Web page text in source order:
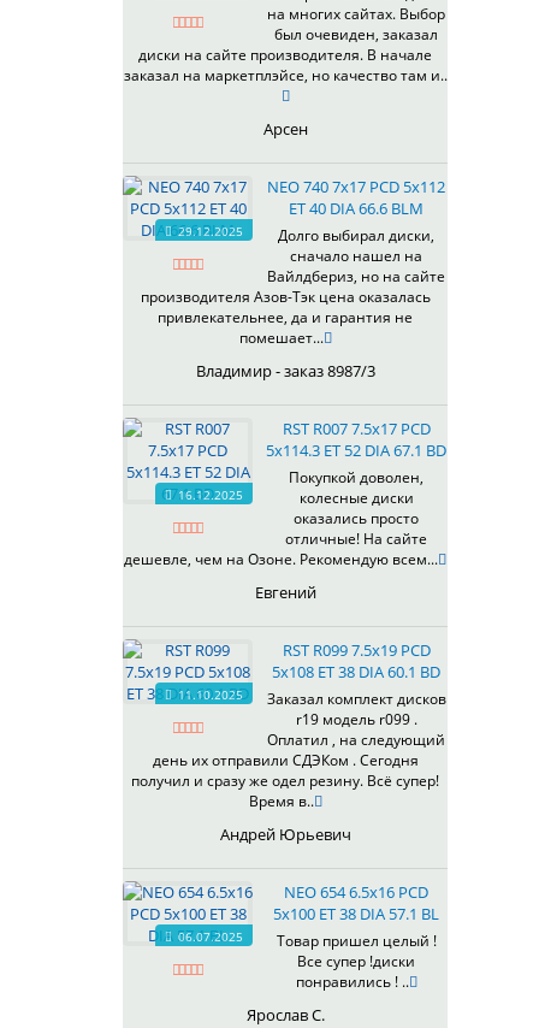
337
401
408
410
411
414
417
423
426
428
429
430
433
438
503
505
508
511
528
529
530
531
67,1
70,1
72,6
73,1
74,1
75.1
78.1
98
98,1
MG
MGM
OrD
SL
W
WB
WD
на многих сайтах. Выбор
был очевиден, заказал
диски на сайте производителя. В начале
заказал на маркетплэйсе, но качество там и..
Арсен
29.12.2025
NEO 740 7x17 PCD 5x112
ET 40 DIA 66.6 BLM
Долго выбирал диски,
сначало нашел на
Вайлдбериз, но на сайте
производителя Азов-Тэк цена оказалась
привлекательнее, да и гарантия не
помешает...
Владимир - заказ 8987/3
16.12.2025
RST R007 7.5x17 PCD
5x114.3 ET 52 DIA 67.1 BD
Покупкой доволен,
колесные диски
оказались просто
отличные! На сайте
дешевле, чем на Озоне. Рекомендую всем...
Евгений
11.10.2025
RST R099 7.5x19 PCD
5x108 ET 38 DIA 60.1 BD
Заказал комплект дисков
r19 модель r099 .
Оплатил , на следующий
день их отправили СДЭКом . Сегодня
получил и сразу же одел резину. Всё супер!
Время в..
Андрей Юрьевич
06.07.2025
NEO 654 6.5x16 PCD
5x100 ET 38 DIA 57.1 BL
Товар пришел целый !
Все супер !диски
понравились ! ..
Ярослав С.